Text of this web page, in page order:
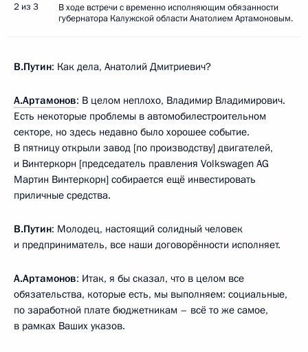
2 из 3
В ходе встречи с временно исполняющим обязанности
губернатора Калужской области Анатолием Артамоновым.
В.Путин: Как дела, Анатолий Дмитриевич?
А.Артамонов: В целом неплохо, Владимир Владимирович.
Есть некоторые проблемы в автомобилестроительном
секторе, но здесь недавно было хорошее событие.
В пятницу открыли завод [по производству] двигателей,
и Винтеркорн [председатель правления Volkswagen AG
Мартин Винтеркорн] собирается ещё инвестировать
приличные средства.
В.Путин: Молодец, настоящий солидный человек
и предприниматель, все наши договорённости исполняет.
А.Артамонов: Итак, я бы сказал, что в целом все
обязательства, которые есть, мы выполняем: социальные,
по заработной плате бюджетникам – всё то же самое,
в рамках Ваших указов.